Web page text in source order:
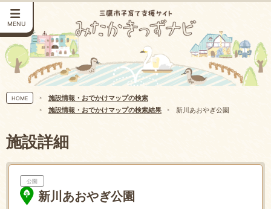
MENU
HOME
施設情報・おでかけマップの検索
施設情報・おでかけマップの検索結果
新川あおやぎ公園
施設詳細
公園
新川あおやぎ公園